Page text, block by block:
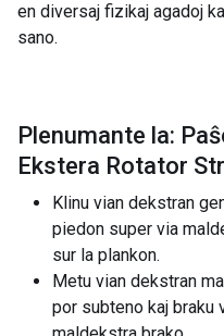
en diversaj fizikaj agadoj
sano.
Plenumante la:
Ekstera Rotator
Klinu vian dekstran
piedon super via
sur la plankon.
Metu vian dekstran
por subteno kaj braku